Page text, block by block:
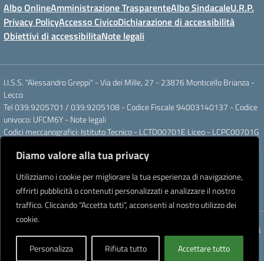
Diamo valore alla tua privacy
Utilizziamo i cookie per migliorare la tua esperienza di navigazione,
offrirti pubblicità o contenuti personalizzati e analizzare il nostro
traffico. Cliccando “Accetta tutti”, acconsenti al nostro utilizzo dei
cookie.
Personalizza Rifiuta tutto Accettare tutto
Albo OnlineAmministrazione TrasparenteAlbo SindacaleU.R.P.
Privacy PolicyAccesso CivicoDichiarazione di accessibilità
Obiettivi di accessibilitaNote legali
I.I.S.S. "Alessandro Greppi" - Via dei Mille, 27 - 23876 Monticello Brianza -
Lecco
Tel 039.9205701 / 039.9205108 - Codice Fiscale 94003140137 - Codice
univoco: UFCM6Y - Note legali
Codici meccanografici: Istituto Tecnico - LCTD00701E Liceo - LCPC00701G
Posta elettronica ordinaria: LCIS007008@ISTRUZIONE.IT Posta elettronica
certificata: LCIS007008@PEC.ISTRUZIONE.IT
Intestato a: Istituto di Istruzione Secondaria Superiore A. Greppi
Partner tecnologicoCreative Software Lab S.r.l.
Concept & Design by Designers Italia